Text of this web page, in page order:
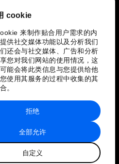
cookie
来制作贴合用户需求的内
供社交媒体功能以及分析我们
还会与社交媒体、广告和分析
您对我们网站的使用情况，这
能会将此类信息与您提供给他
使用其服务的过程中收集的其
。
全部允许
自定义
拒绝
点地图
世界经济论坛